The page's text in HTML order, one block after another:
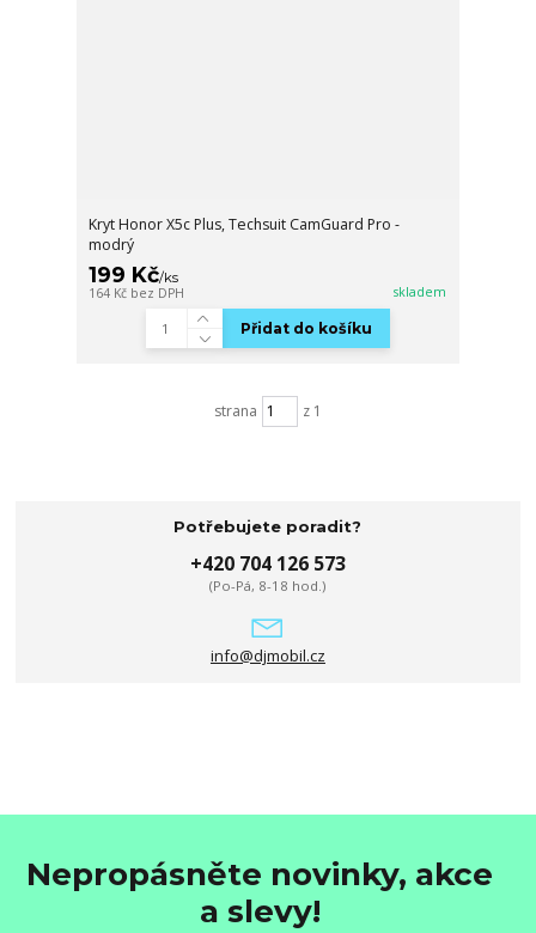
Kryt Honor X5c Plus, Techsuit CamGuard Pro -
modrý
199 Kč/ks
164 Kč bez DPH skladem
Přidat do košíku
strana z 1
Potřebujete poradit?
+420 704 126 573
(Po-Pá, 8-18 hod.)
info@djmobil.cz
Nepropásněte novinky, akce
a slevy!